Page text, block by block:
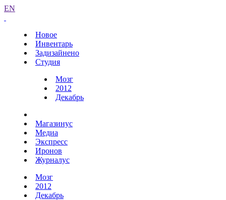
EN
Новое
Инвентарь
Задизайнено
Студия
Мозг
2012
Декабрь
Магазинус
Медиа
Экспресс
Иронов
Журналус
Мозг
2012
Декабрь